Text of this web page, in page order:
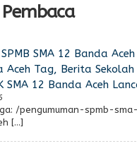
SMA 12 Banda
Aceh Tag, Berita Sekolah
SMA 12 Banda Aceh
/pengumuman-spmb-
[…]